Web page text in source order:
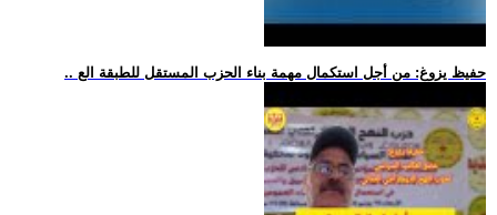
.. حفيظ يزوغ: من أجل استكمال مهمة بناء الحزب المستقل للطبقة الع